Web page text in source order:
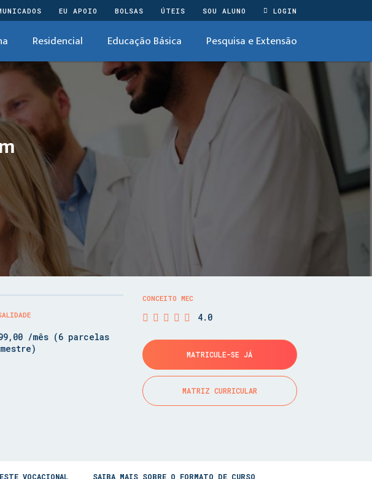
EU APOIO BOLSAS ÚTEIS SOU ALUNO LOGIN
Residencial Educação Básica Pesquisa e Extensão
/mês (6 parcelas
CONCEITO MEC
4.0
MATRICULE-SE JÁ
MATRIZ CURRICULAR
VOCACIONAL SAIBA MAIS SOBRE O FORMATO DE CURSO